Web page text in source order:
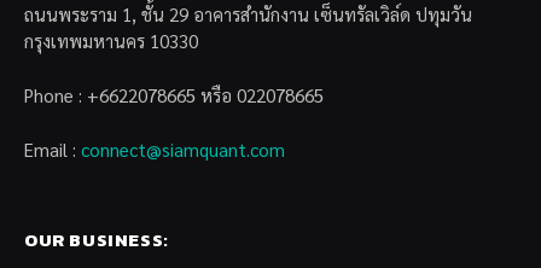
ถนนพระราม 1, ชั้น 29 อาคารสำนักงาน เซ็นทรัลเวิล์ด ปทุมวัน
กรุงเทพมหานคร 10330
Phone : +6622078665 หรือ 022078665
Email : connect@siamquant.com
OUR BUSINESS: